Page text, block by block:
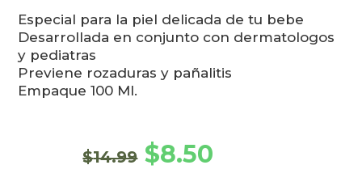
Especial para la piel delicada de tu bebe
Desarrollada en conjunto con dermatologos
y pediatras
Previene rozaduras y pañalitis
Empaque 100 Ml.
$14.99
El precio original era:
$8.50